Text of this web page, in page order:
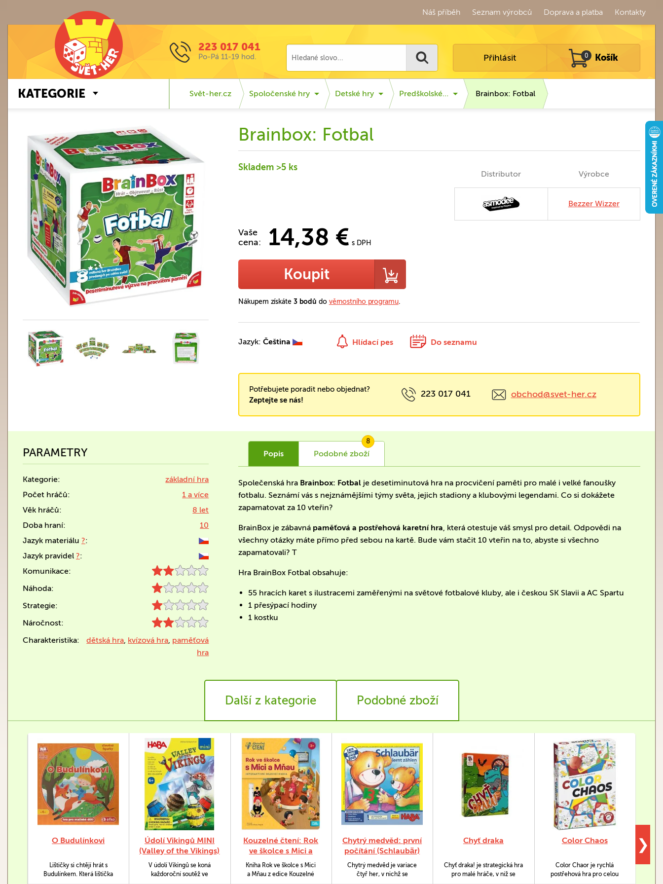
Náš příběh Seznam výrobců Doprava a platba Kontakty
223 017 041
Po-Pá 11-19 hod. Přihlásit 0 Košík
KATEGORIE Svět-her.cz Spoločenské hry Detské hry Predškolské… Brainbox: Fotbal
Brainbox: Fotbal
Vaše
cena:
14,38 € s DPH
Skladem >5 ks
Koupit
Nákupem získáte 3 bodů do věrnostního programu.
Distributor Výrobce
Bezzer Wizzer
Jazyk:Čeština Hlídací pes Do seznamu
Potřebujete poradit nebo objednat?
Zeptejte se nás!
223 017 041 obchod@svet-her.cz
PARAMETRY
Kategorie:
základní hra
Počet hráčů:
1 a více
Věk hráčů:
8 let
Doba hraní:
10
Jazyk materiálu ?:
Jazyk pravidel ?:
Komunikace:
Náhoda:
Strategie:
Náročnost:
Charakteristika:
dětská hra, kvízová hra, paměťová
hra
Popis Podobné zboží
8
Společenská hra Brainbox: Fotbal je desetiminutová hra na procvičení paměti pro malé i velké fanoušky
fotbalu. Seznámí vás s nejznámějšími týmy světa, jejich stadiony a klubovými legendami. Co si dokážete
zapamatovat za 10 vteřin?
BrainBox je zábavná paměťová a postřehová karetní hra, která otestuje váš smysl pro detail. Odpovědi na
všechny otázky máte přímo před sebou na kartě. Bude vám stačit 10 vteřin na to, abyste si všechno
zapamatovali? T
Hra BrainBox Fotbal obsahuje:
55 hracích karet s ilustracemi zaměřenými na světové fotbalové kluby, ale i českou SK Slavii a AC Spartu
1 přesýpací hodiny
1 kostku
Další z kategorie Podobné zboží
O Budulínkovi
Lištičky si chtějí hrát s
Budulínkem. Která lištička
Údolí Vikingů MINI
(Valley of the Vikings)
V údolí Vikingů se koná
každoroční soutěž ve
Kouzelné čtení: Rok
ve školce s Mici a
Mňau (kniha)
Kniha Rok ve školce s Mici
a Mňau z edice Kouzelné
Chytrý medvěd: první
počítání (Schlaubär)
Chytrý medvěd je variace
čtyř her, v nichž se
Chyť draka
Chyť draka! je strategická hra
pro malé hráče, v níž se
Color Chaos
Color Chaor je rychlá
postřehová hra pro celou
❯